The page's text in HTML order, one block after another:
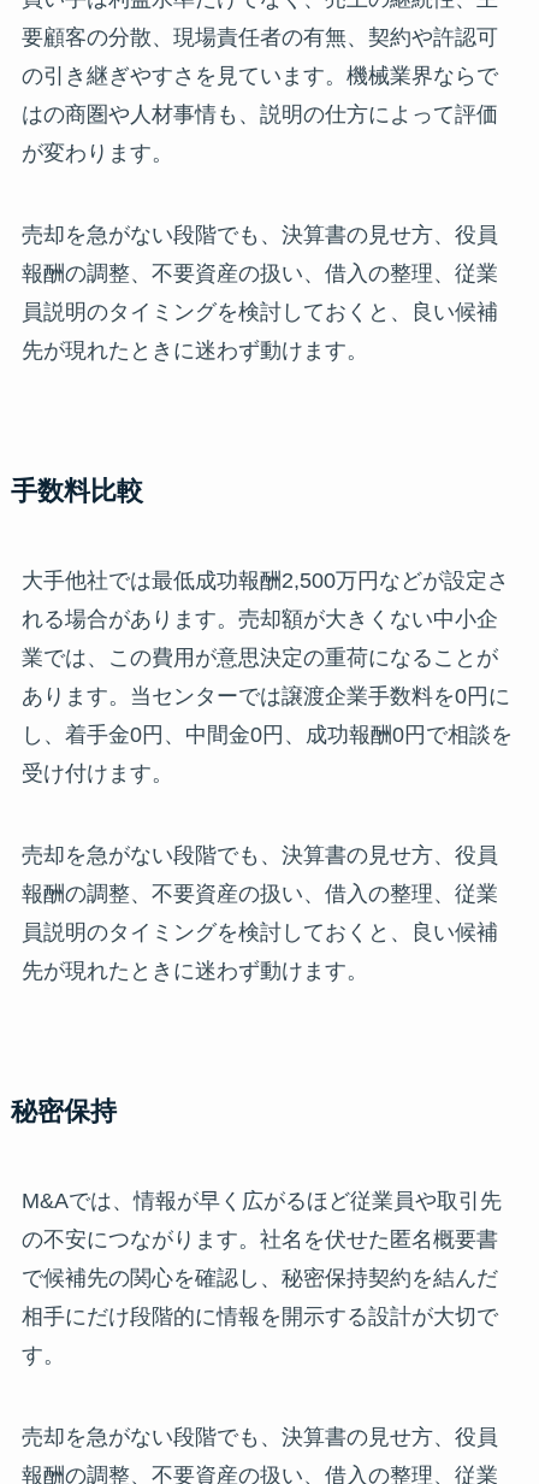
要顧客の分散、現場責任者の有無、契約や許認可
の引き継ぎやすさを見ています。機械業界ならで
はの商圏や人材事情も、説明の仕方によって評価
が変わります。
売却を急がない段階でも、決算書の見せ方、役員
報酬の調整、不要資産の扱い、借入の整理、従業
員説明のタイミングを検討しておくと、良い候補
先が現れたときに迷わず動けます。
手数料比較
大手他社では最低成功報酬2,500万円などが設定さ
れる場合があります。売却額が大きくない中小企
業では、この費用が意思決定の重荷になることが
あります。当センターでは譲渡企業手数料を0円に
し、着手金0円、中間金0円、成功報酬0円で相談を
受け付けます。
売却を急がない段階でも、決算書の見せ方、役員
報酬の調整、不要資産の扱い、借入の整理、従業
員説明のタイミングを検討しておくと、良い候補
先が現れたときに迷わず動けます。
秘密保持
M&Aでは、情報が早く広がるほど従業員や取引先
の不安につながります。社名を伏せた匿名概要書
で候補先の関心を確認し、秘密保持契約を結んだ
相手にだけ段階的に情報を開示する設計が大切で
す。
売却を急がない段階でも、決算書の見せ方、役員
報酬の調整、不要資産の扱い、借入の整理、従業